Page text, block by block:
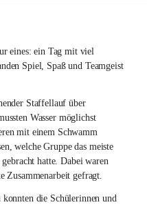
eines: ein Tag mit viel
Spiel, Spaß und Teamgeist
Staffellauf über
Wasser möglichst
mit einem Schwamm
welche Gruppe das meiste
hatte. Dabei waren
Zusammenarbeit gefragt.
die Schülerinnen und